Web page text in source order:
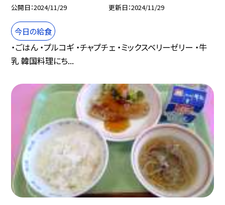
公開日 2024/11/29 更新日 2024/11/29
今日の給食
・ごはん ・プルコギ ・チャプチェ ・ミックスベリーゼリー ・牛
乳 韓国料理にち...